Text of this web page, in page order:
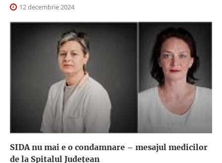
12 decembrie 2024
SIDA nu mai e o condamnare – mesajul medicilor
de la Spitalul Județean